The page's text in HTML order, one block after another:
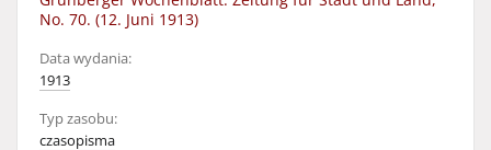
No. 70. (12. Juni 1913)
Data wydania:
1913
Typ zasobu:
czasopisma